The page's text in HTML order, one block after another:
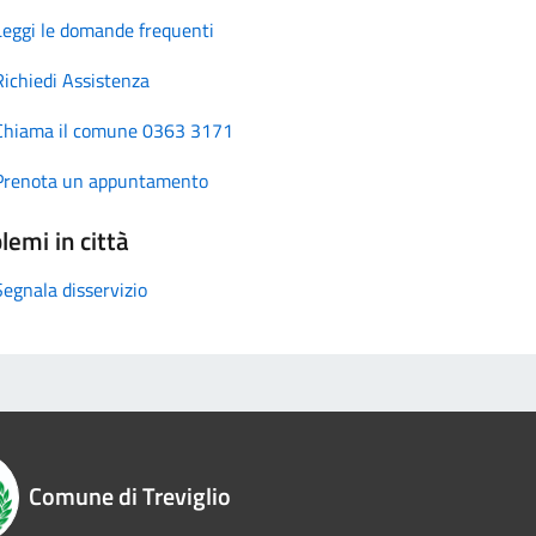
le domande frequenti
Assistenza
il comune 0363 3171
un appuntamento
in città
disservizio
Comune di Treviglio